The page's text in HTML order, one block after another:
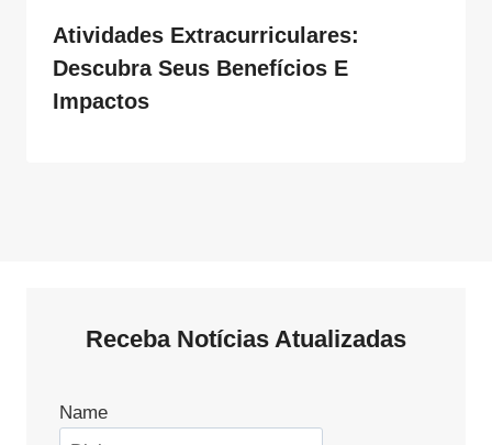
Atividades Extracurriculares:
Descubra Seus Benefícios E
Impactos
Receba Notícias Atualizadas
Name